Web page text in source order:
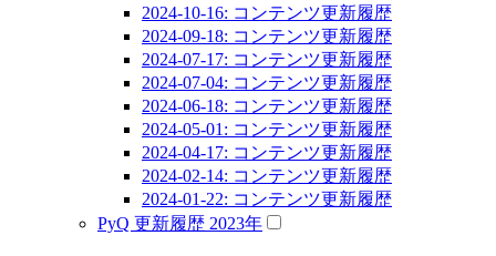
2024-10-16: コンテンツ更新履歴
2024-09-18: コンテンツ更新履歴
2024-07-17: コンテンツ更新履歴
2024-07-04: コンテンツ更新履歴
2024-06-18: コンテンツ更新履歴
2024-05-01: コンテンツ更新履歴
2024-04-17: コンテンツ更新履歴
2024-02-14: コンテンツ更新履歴
2024-01-22: コンテンツ更新履歴
PyQ 更新履歴 2023年